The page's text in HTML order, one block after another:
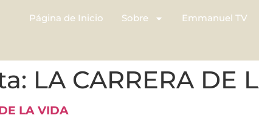
Página de Inicio Sobre Emmanuel TV
LA CARRERA DE
LA VIDA